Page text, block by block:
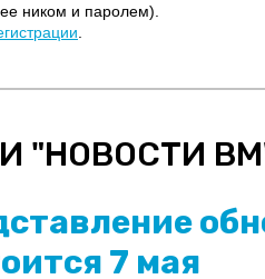
ником и паролем).
"НОВОСТИ
7 мая